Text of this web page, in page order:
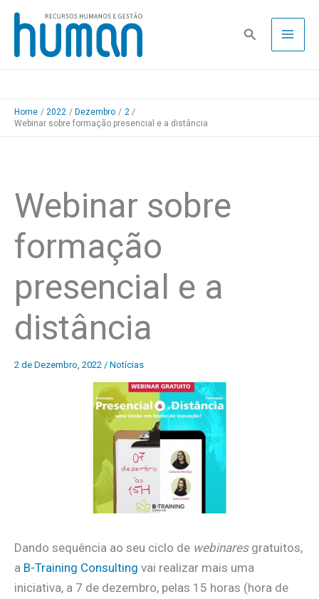
Skip
content
Pesquisa
Home 2022 Dezembro
2
Webinar sobre formação presencial e a distância
Webinar sobre
formação
presencial e a
distância
2 de Dezembro, 2022 / Notícias
Dando sequência ao seu ciclo de webinares gratuitos,
a B-Training Consulting vai realizar mais uma
iniciativa, a 7 de dezembro, pelas 15 horas (hora de